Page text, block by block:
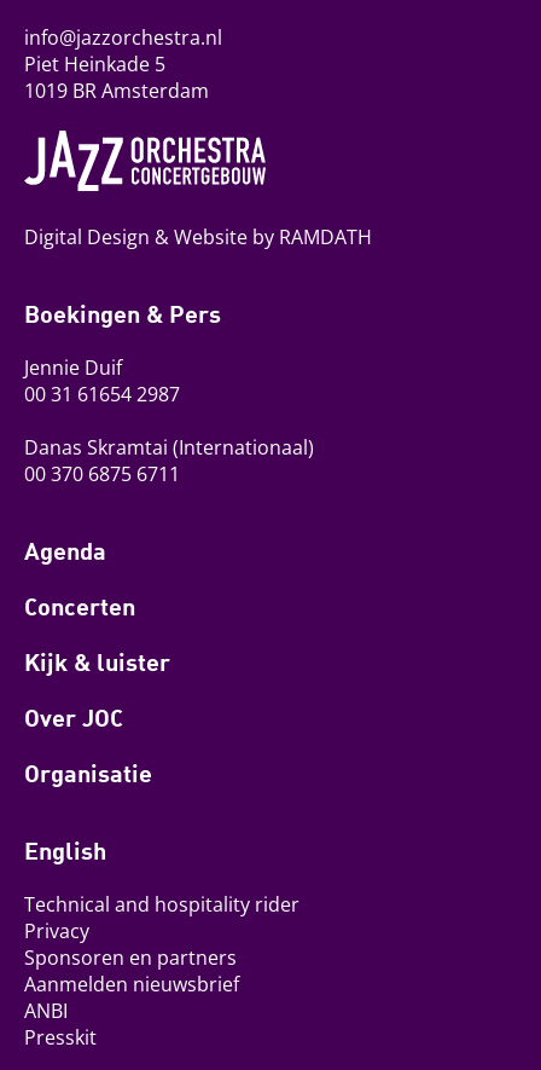
info@jazzorchestra.nl
Piet Heinkade 5
1019 BR Amsterdam
Digital Design & Website by RAMDATH
Boekingen & Pers
Jennie Duif
00 31 61654 2987
Danas Skramtai (Internationaal)
00 370 6875 6711
Agenda
Concerten
Kijk & luister
Over JOC
Organisatie
English
Technical and hospitality rider
Privacy
Sponsoren en partners
Aanmelden nieuwsbrief
ANBI
Presskit